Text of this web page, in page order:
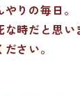
りの毎日。
時だと思い
さい。